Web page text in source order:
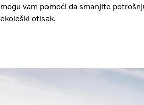
O nama
Volvo Truck Builder
mogu vam pomoći da smanjite
ekološki otisak.